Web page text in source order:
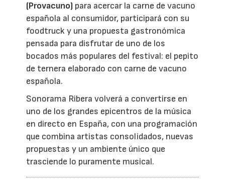
(Provacuno) para acercar la carne de vacuno
española al consumidor, participará con su
foodtruck y una propuesta gastronómica
pensada para disfrutar de uno de los
bocados más populares del festival: el pepito
de ternera elaborado con carne de vacuno
española.
Sonorama Ribera volverá a convertirse en
uno de los grandes epicentros de la música
en directo en España, con una programación
que combina artistas consolidados, nuevas
propuestas y un ambiente único que
trasciende lo puramente musical.